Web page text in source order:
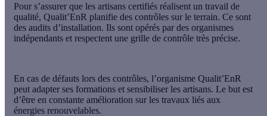
Pour s’assurer que les artisans certifiés réalisent un travail de
qualité, Qualit’EnR planifie des contrôles sur le terrain. Ce sont
des audits d’installation. Ils sont opérés par des organismes
indépendants et respectent une grille de contrôle très précise.
En cas de défauts lors des contrôles, l’organisme Qualit’EnR
peut adapter ses formations et sensibiliser les artisans. Le but est
d’être en constante amélioration sur les travaux liés aux
énergies renouvelables.